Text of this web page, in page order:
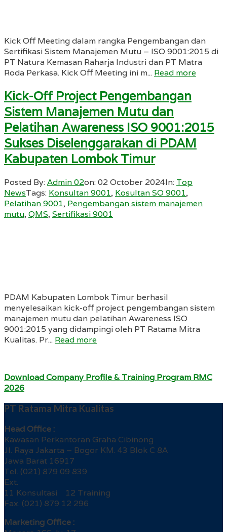
Kick Off Meeting dalam rangka Pengembangan dan
Sertifikasi Sistem Manajemen Mutu – ISO 9001:2015 di
PT Natura Kemasan Raharja Industri dan PT Matra
Roda Perkasa. Kick Off Meeting ini m... Read more
Kick-Off Project Pengembangan
Sistem Manajemen Mutu dan
Pelatihan Awareness ISO 9001:2015
Sukses Diselenggarakan di PDAM
Kabupaten Lombok Timur
Posted By:Admin 02on:02 October 2024In: Top
NewsTags: Konsultan 9001, Kosultan SO 9001,
Pelatihan 9001, Pengembangan sistem manajemen
mutu,QMS,Sertifikasi 9001
PDAM Kabupaten Lombok Timur berhasil
menyelesaikan kick-off project pengembangan sistem
manajemen mutu dan pelatihan Awareness ISO
9001:2015 yang didampingi oleh PT Ratama Mitra
Kualitas. Pr... Read more
Download Company Profile & Training Program RMC
2026
PT Ratama Mitra Kualitas
Head Office :
Kawasan Perkantoran Graha Cibinong
Jl. Raya Jakarta – Bogor KM. 43 Blok C 8A
Jawa Barat 16917
Tel. (021) 879 09 839
Ext.
11 Konsultasi 12 Training
Fax. (021) 879 12 296
Marketing Office :